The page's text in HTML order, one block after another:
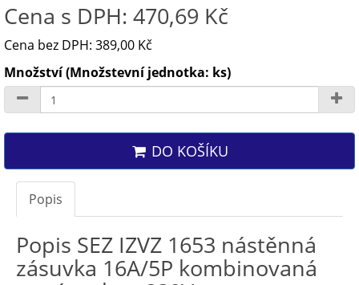
Cena s DPH: 470,69 Kč
Cena bez DPH: 389,00 Kč
Množství (Množstevní jednotka: ks)
DO KOŠÍKU
Popis
Popis SEZ IZVZ 1653 nástěnná
zásuvka 16A/5P kombinovaná